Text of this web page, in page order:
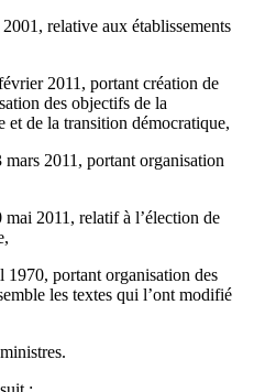
relative aux établissements
2011, portant création de
des objectifs de la
de la transition démocratique,
2011, portant organisation
2011, relatif à l’élection de
portant organisation des
les textes qui l’ont modifié